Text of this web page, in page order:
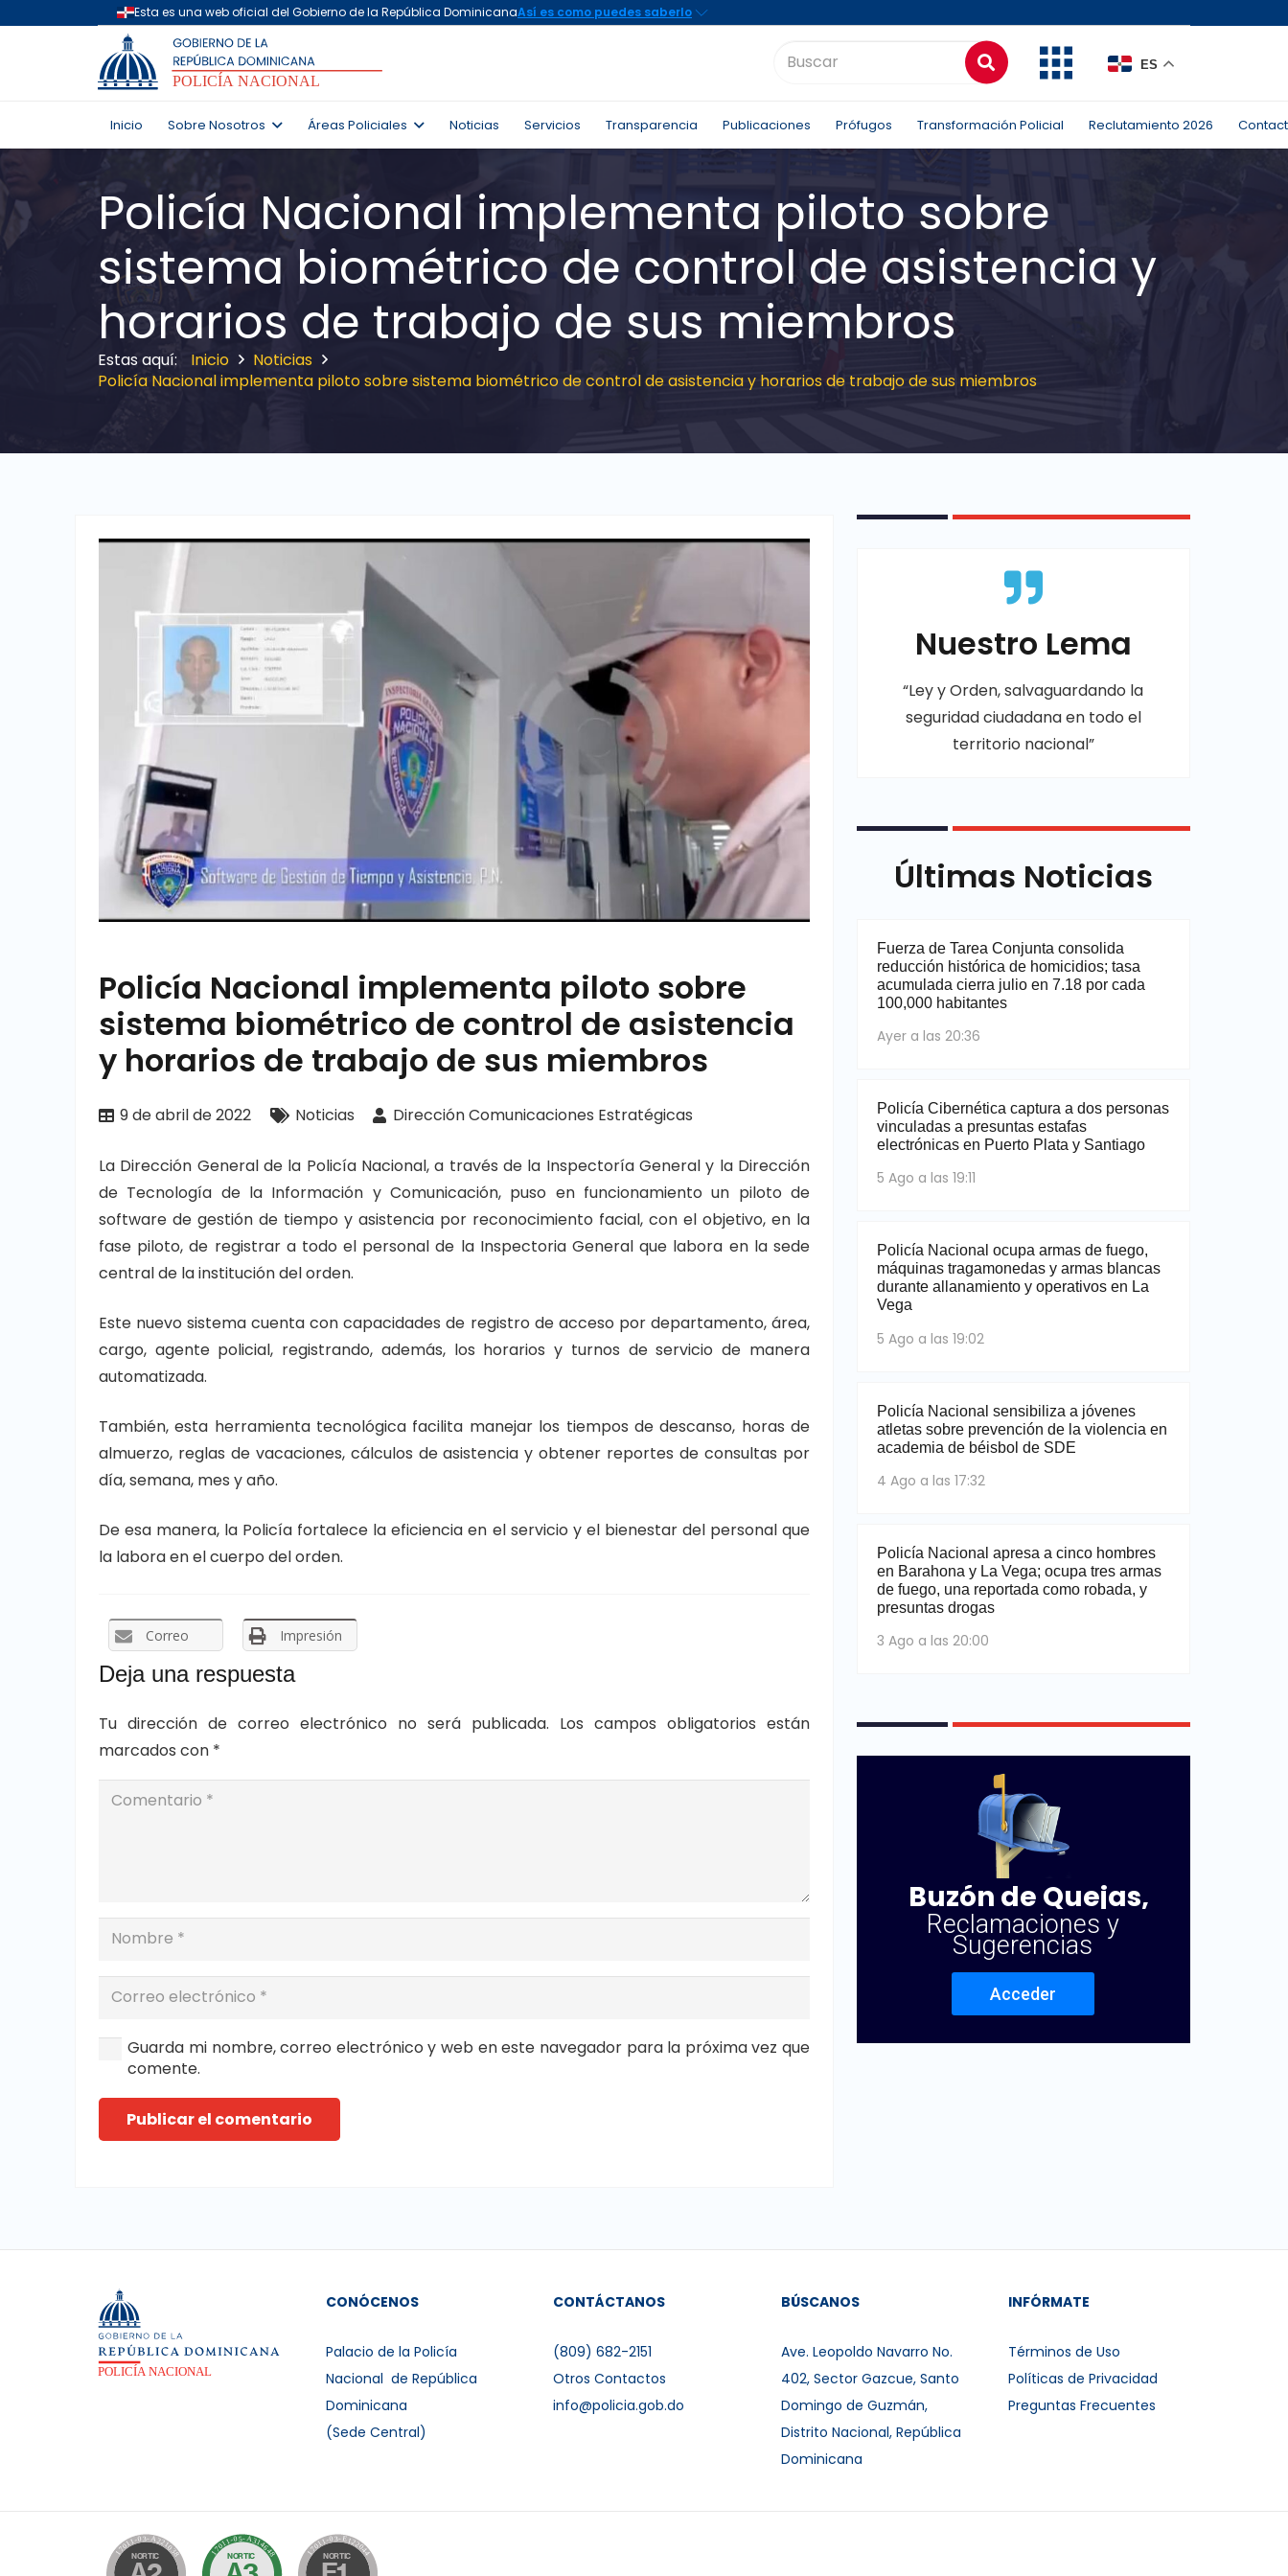
ES
Inicio Sobre Nosotros Áreas Policiales Noticias Servicios Transparencia Publicaciones Prófugos Transformación Policial Reclutamiento 2026
Policía Nacional implementa piloto sobre
sistema biométrico de control de asistencia y
horarios de trabajo de sus miembros
Inicio
Noticias
Policía Nacional implementa piloto sobre sistema biométrico de control de asistencia y horarios de trabajo de sus miembros
Policía Nacional implementa piloto sobre
sistema biométrico de control de asistencia
y horarios de trabajo de sus miembros
9 de abril de 2022 Noticias Dirección Comunicaciones Estratégicas
La Dirección General de la Policía Nacional, a través de la Inspectoría General y la Dirección
de Tecnología de la Información y Comunicación, puso en funcionamiento un piloto de
software de gestión de tiempo y asistencia por reconocimiento facial, con el objetivo, en la
fase piloto, de registrar a todo el personal de la Inspectoria General que labora en la sede
central de la institución del orden.
Este nuevo sistema cuenta con capacidades de registro de acceso por departamento, área,
cargo, agente policial, registrando, además, los horarios y turnos de servicio de manera
automatizada.
También, esta herramienta tecnológica facilita manejar los tiempos de descanso, horas de
almuerzo, reglas de vacaciones, cálculos de asistencia y obtener reportes de consultas por
día, semana, mes y año.
De esa manera, la Policía fortalece la eficiencia en el servicio y el bienestar del personal que
la labora en el cuerpo del orden.
Correo Impresión
Deja una respuesta
Tu dirección de correo electrónico no será publicada. Los campos obligatorios están
marcados con *
Guarda mi nombre, correo electrónico y web en este navegador para la próxima vez que
comente.
Publicar el comentario
Nuestro Lema
“Ley y Orden, salvaguardando la
seguridad ciudadana en todo el
territorio nacional”
Últimas Noticias
Fuerza de Tarea Conjunta consolida
reducción histórica de homicidios; tasa
acumulada cierra julio en 7.18 por cada
100,000 habitantes
Ayer a las 20:36
Policía Cibernética captura a dos personas
vinculadas a presuntas estafas
electrónicas en Puerto Plata y Santiago
5 Ago a las 19:11
Policía Nacional ocupa armas de fuego,
máquinas tragamonedas y armas blancas
durante allanamiento y operativos en La
Vega
5 Ago a las 19:02
Policía Nacional sensibiliza a jóvenes
atletas sobre prevención de la violencia en
academia de béisbol de SDE
4 Ago a las 17:32
Policía Nacional apresa a cinco hombres
en Barahona y La Vega; ocupa tres armas
de fuego, una reportada como robada, y
presuntas drogas
3 Ago a las 20:00
Buzón de Quejas,
Reclamaciones y
Sugerencias
Acceder
CONÓCENOS
Palacio de la Policía
Nacional de República
Dominicana
(Sede Central)
CONTÁCTANOS
(809) 682-2151
Otros Contactos
info@policia.gob.do
BÚSCANOS
Ave. Leopoldo Navarro No.
402, Sector Gazcue, Santo
Domingo de Guzmán,
Distrito Nacional, República
Dominicana
INFÓRMATE
Términos de Uso
Políticas de Privacidad
Preguntas Frecuentes